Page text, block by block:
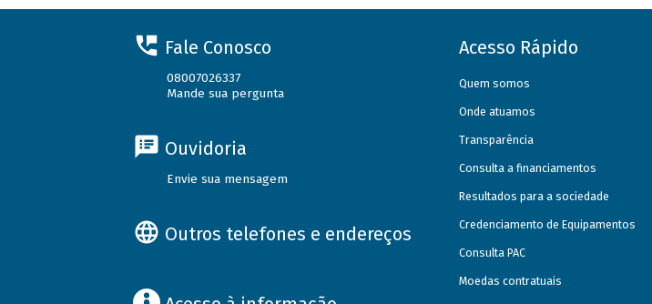
Fale Conosco
08007026337
Mande sua pergunta
Ouvidoria
Envie sua mensagem
Outros telefones e endereços
Acesso Rápido
Quem somos
Onde atuamos
Transparência
Consulta a financiamentos
Resultados para a sociedade
Credenciamento de Equipamentos
Consulta PAC
Moedas contratuais